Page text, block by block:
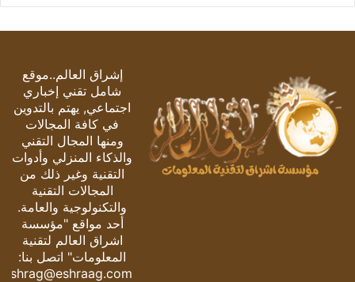
إشراق العالم..موقع
شامل تقني إخباري
اجتماعي, يهتم بالتدوين
في كافة المجالات
ومنها المجال التقني
والذكاء المنزلي وأدوات
التقنية وغير ذلك من
المجالات التقنية
والتكنولوجية والعامة.
أحد مواقع "مؤسسة
اشراق العالم لتقنية
المعلومات" اتصل بنا:
eshrag@eshraag.com